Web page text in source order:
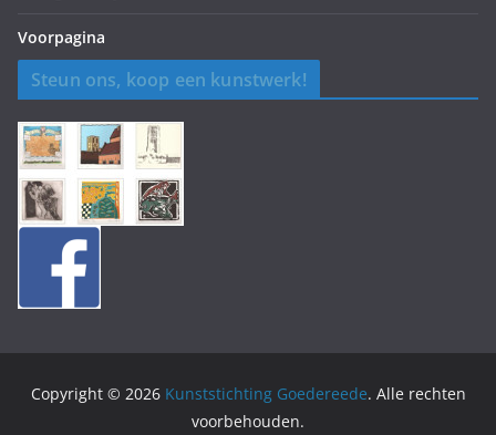
Voorpagina
Steun ons, koop een kunstwerk!
Copyright © 2026 Kunststichting Goedereede. Alle rechten
voorbehouden.